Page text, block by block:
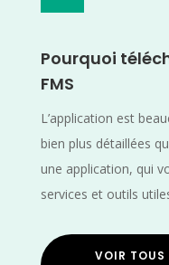
Pourquoi
FMS
L’application est
bien plus détaillées
une application, qui
services et outils
VOIR TOUS